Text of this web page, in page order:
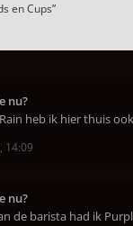
en Cups”
nu?
heb ik hier thuis
14:09
nu?
de barista had ik